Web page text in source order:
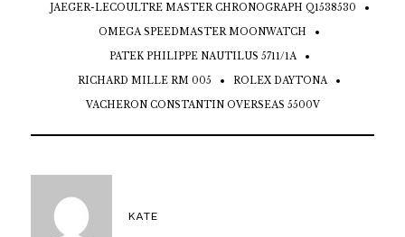
JAEGER-LECOULTRE MASTER CHRONOGRAPH Q1538530
OMEGA SPEEDMASTER MOONWATCH
PATEK PHILIPPE NAUTILUS 5711/1A
RICHARD MILLE RM 005 ROLEX DAYTONA
VACHERON CONSTANTIN OVERSEAS 5500V
KATE